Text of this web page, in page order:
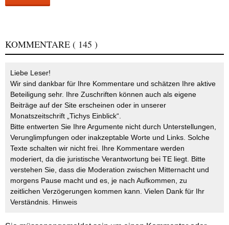
KOMMENTARE ( 145 )
Liebe Leser!
Wir sind dankbar für Ihre Kommentare und schätzen Ihre aktive
Beteiligung sehr. Ihre Zuschriften können auch als eigene
Beiträge auf der Site erscheinen oder in unserer
Monatszeitschrift „Tichys Einblick“.
Bitte entwerten Sie Ihre Argumente nicht durch Unterstellungen,
Verunglimpfungen oder inakzeptable Worte und Links. Solche
Texte schalten wir nicht frei. Ihre Kommentare werden
moderiert, da die juristische Verantwortung bei TE liegt. Bitte
verstehen Sie, dass die Moderation zwischen Mitternacht und
morgens Pause macht und es, je nach Aufkommen, zu
zeitlichen Verzögerungen kommen kann. Vielen Dank für Ihr
Verständnis. Hinweis